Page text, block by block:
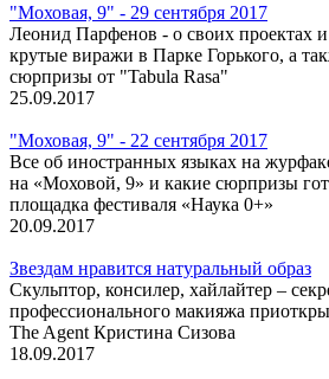
"Моховая, 9" - 29 сентября 2017
Леонид Парфенов - о своих проектах
крутые виражи в Парке Горького, а
сюрпризы от "Tabula Rasa"
25.09.2017
"Моховая, 9" - 22 сентября 2017
Все об иностранных языках на
на «Моховой, 9» и какие сюрпризы
площадка фестиваля «Наука 0+»
20.09.2017
Звездам нравится натуральный образ
Скульптор, консилер, хайлайтер –
профессионального макияжа
The Agent Кристина Сизова
18.09.2017